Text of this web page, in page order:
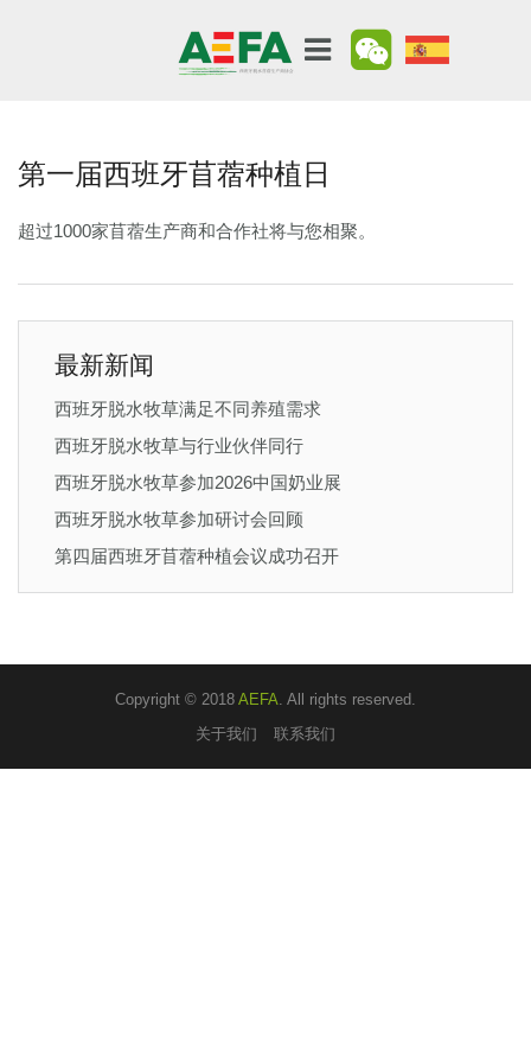
第一届西班牙苜蓿种植日
超过1000家苜蓿生产商和合作社将与您相聚。
最新新闻
西班牙脱水牧草满足不同养殖需求
西班牙脱水牧草与行业伙伴同行
西班牙脱水牧草参加2026中国奶业展
西班牙脱水牧草参加研讨会回顾
第四届西班牙苜蓿种植会议成功召开
Copyright © 2018 AEFA. All rights reserved.
关于我们
联系我们